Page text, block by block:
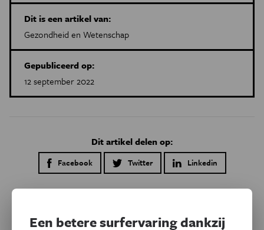
Dit is een artikel van:
Gezondheid en Wetenschap
Gepubliceerd op:
12 september 2022
Dit artikel delen op:
Facebook Twitter Linkedin
Gerelateerde artikels
Een betere surfervaring dankzij